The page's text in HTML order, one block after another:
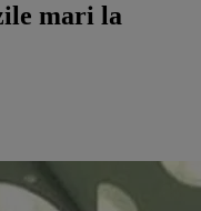
mari la